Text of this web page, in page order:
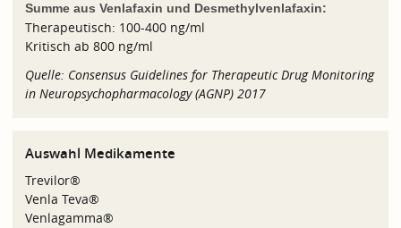
Summe aus Venlafaxin und Desmethylvenlafaxin:
Therapeutisch: 100-400 ng/ml
Kritisch ab 800 ng/ml
Quelle: Consensus Guidelines for Therapeutic Drug Monitoring
in Neuropsychopharmacology (AGNP) 2017
Auswahl Medikamente
Trevilor®
Venla Teva®
Venlagamma®